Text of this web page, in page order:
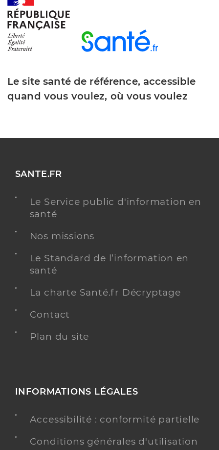
Le site santé de référence, accessible
quand vous voulez, où vous voulez
SANTE.FR
Le Service public d'information en
santé
Nos missions
Le Standard de l’information en
santé
La charte Santé.fr Décryptage
Contact
Plan du site
INFORMATIONS LÉGALES
Accessibilité : conformité partielle
Conditions générales d'utilisation